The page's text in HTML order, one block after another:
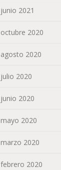
junio 2021
octubre 2020
agosto 2020
julio 2020
junio 2020
mayo 2020
marzo 2020
febrero 2020